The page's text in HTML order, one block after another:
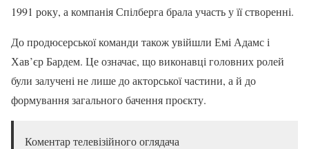
1991 року, а компанія Спілберга брала участь у її створенні.
До продюсерської команди також увійшли Емі Адамс і
Хав’єр Бардем. Це означає, що виконавці головних ролей
були залучені не лише до акторської частини, а й до
формування загального бачення проєкту.
Коментар телевізійного оглядача